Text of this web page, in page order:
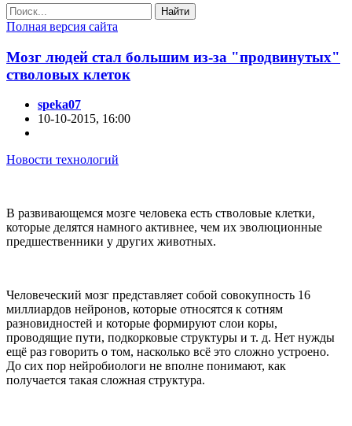
Найти
Полная версия сайта
Мозг людей стал большим из-за "продвинутых"
стволовых клеток
speka07
10-10-2015, 16:00
Новости технологий
В развивающемся мозге человека есть стволовые клетки,
которые делятся намного активнее, чем их эволюционные
предшественники у других животных.
Человеческий мозг представляет собой совокупность 16
миллиардов нейронов, которые относятся к сотням
разновидностей и которые формируют слои коры,
проводящие пути, подкорковые структуры и т. д. Нет нужды
ещё раз говорить о том, насколько всё это сложно устроено.
До сих пор нейробиологи не вполне понимают, как
получается такая сложная структура.